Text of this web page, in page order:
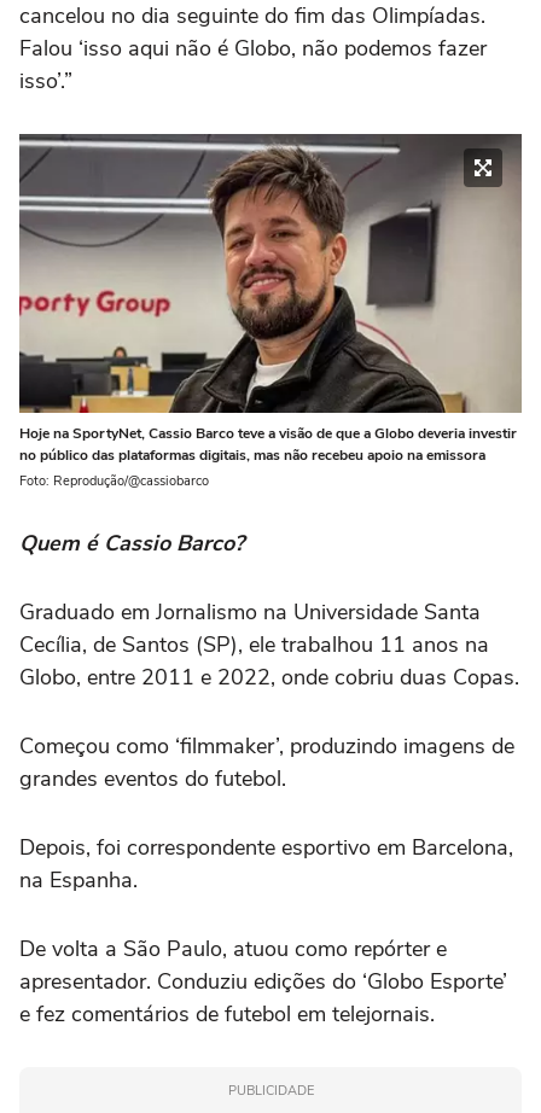
cancelou no dia seguinte do fim das Olimpíadas.
Falou ‘isso aqui não é Globo, não podemos fazer
isso’.”
Hoje na SportyNet, Cassio Barco teve a visão de que a Globo deveria investir
no público das plataformas digitais, mas não recebeu apoio na emissora
Foto: Reprodução/@cassiobarco
Quem é Cassio Barco?
Graduado em Jornalismo na Universidade Santa
Cecília, de Santos (SP), ele trabalhou 11 anos na
Globo, entre 2011 e 2022, onde cobriu duas Copas.
Começou como ‘filmmaker’, produzindo imagens de
grandes eventos do futebol.
Depois, foi correspondente esportivo em Barcelona,
na Espanha.
De volta a São Paulo, atuou como repórter e
apresentador. Conduziu edições do ‘Globo Esporte’
e fez comentários de futebol em telejornais.
PUBLICIDADE